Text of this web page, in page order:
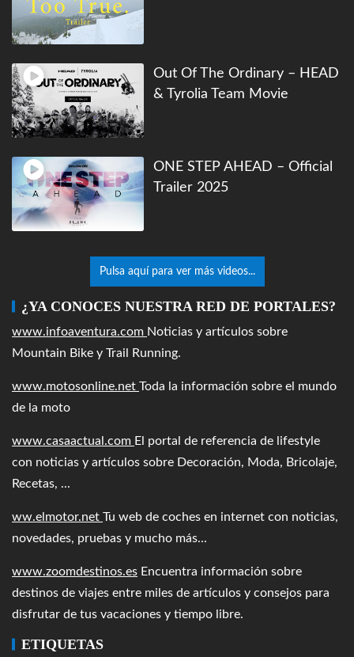
Out Of The Ordinary – HEAD
& Tyrolia Team Movie
ONE STEP AHEAD – Official
Trailer 2025
Pulsa aquí para ver más videos...
¿YA CONOCES NUESTRA RED DE PORTALES?
www.infoaventura.com Noticias y artículos sobre
Mountain Bike y Trail Running.
www.motosonline.net Toda la información sobre el mundo
de la moto
www.casaactual.com El portal de referencia de lifestyle
con noticias y artículos sobre Decoración, Moda, Bricolaje,
Recetas, ...
ww.elmotor.net Tu web de coches en internet con noticias,
novedades, pruebas y mucho más...
www.zoomdestinos.es Encuentra información sobre
destinos de viajes entre miles de artículos y consejos para
disfrutar de tus vacaciones y tiempo libre.
ETIQUETAS